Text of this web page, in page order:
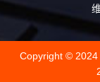
Copyright ©